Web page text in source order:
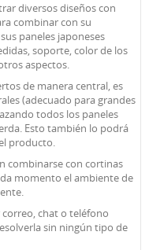
diversos diseños con
combinar con su
paneles japoneses
soporte, color de los
aspectos.
de manera central, es
(adecuado para grandes
todos los paneles
Esto también lo podrá
producto.
combinarse con cortinas
momento el ambiente de
chat o teléfono
sin ningún tipo de